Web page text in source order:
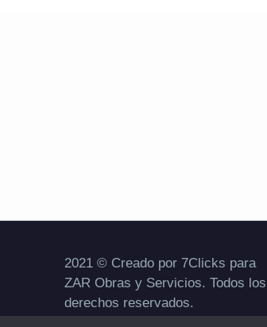
2021 © Creado por 7Clicks para
ZAR Obras y Servicios. Todos los
derechos reservados.